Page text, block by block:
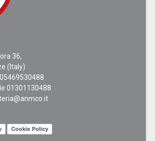
36,
(Italy)
01301130488
Cookie Policy